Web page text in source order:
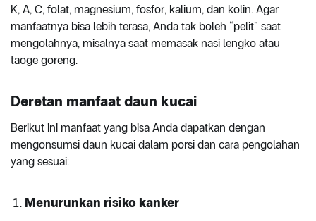
K, A, C, folat, magnesium, fosfor, kalium, dan kolin. Agar
manfaatnya bisa lebih terasa, Anda tak boleh “pelit” saat
mengolahnya, misalnya saat memasak nasi lengko atau
taoge goreng.
Deretan manfaat daun kucai
Berikut ini manfaat yang bisa Anda dapatkan dengan
mengonsumsi daun kucai dalam porsi dan cara pengolahan
yang sesuai:
Menurunkan risiko kanker